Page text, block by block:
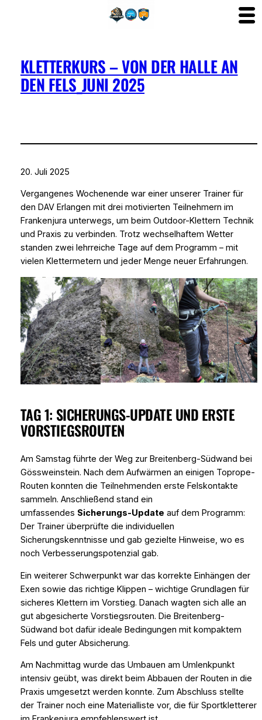
springenKLETTERKURS – VON DER HALLE AN
DEN FELS_JUNI 2025
20. Juli 2025
Vergangenes Wochenende war einer unserer Trainer für
den DAV Erlangen mit drei motivierten Teilnehmern im
Frankenjura unterwegs, um beim Outdoor-Klettern Technik
und Praxis zu verbinden. Trotz wechselhaftem Wetter
standen zwei lehrreiche Tage auf dem Programm – mit
vielen Klettermetern und jeder Menge neuer Erfahrungen.
TAG 1: SICHERUNGS-UPDATE UND ERSTE
VORSTIEGSROUTEN
Am Samstag führte der Weg zur Breitenberg-Südwand bei
Gössweinstein. Nach dem Aufwärmen an einigen Toprope-
Routen konnten die Teilnehmenden erste Felskontakte
sammeln. Anschließend stand ein
umfassendes Sicherungs-Update auf dem Programm:
Der Trainer überprüfte die individuellen
Sicherungskenntnisse und gab gezielte Hinweise, wo es
noch Verbesserungspotenzial gab.
Ein weiterer Schwerpunkt war das korrekte Einhängen der
Exen sowie das richtige Klippen – wichtige Grundlagen für
sicheres Klettern im Vorstieg. Danach wagten sich alle an
gut abgesicherte Vorstiegsrouten. Die Breitenberg-
Südwand bot dafür ideale Bedingungen mit kompaktem
Fels und guter Absicherung.
Am Nachmittag wurde das Umbauen am Umlenkpunkt
intensiv geübt, was direkt beim Abbauen der Routen in die
Praxis umgesetzt werden konnte. Zum Abschluss stellte
der Trainer noch eine Materialliste vor, die für Sportkletterer